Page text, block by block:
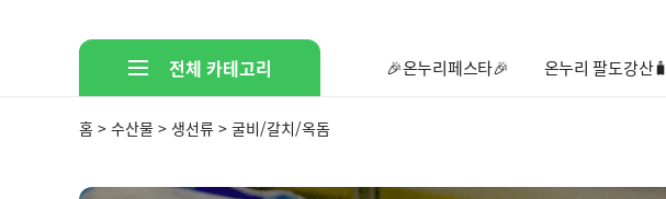
전체 카테고리 🎉온누리페스타🎉 온누리 팔도강산🧳
홈 > 수산물 > 생선류 > 굴비/갈치/옥돔